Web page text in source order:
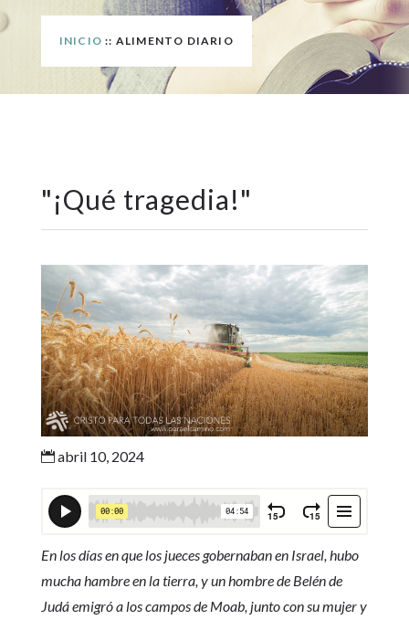
INICIO :: ALIMENTO DIARIO
"¡Qué tragedia!"
abril 10, 2024
En los días en que los jueces gobernaban en Israel, hubo
mucha hambre en la tierra, y un hombre de Belén de
Judá emigró a los campos de Moab, junto con su mujer y